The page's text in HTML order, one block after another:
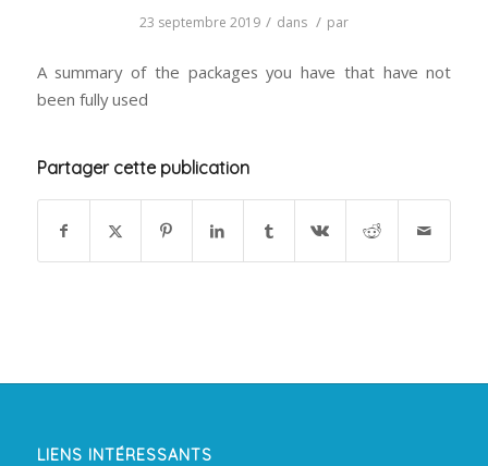
23 septembre 2019 / dans / par
A summary of the packages you have that have not
been fully used
Partager cette publication
LIENS INTÉRESSANTS